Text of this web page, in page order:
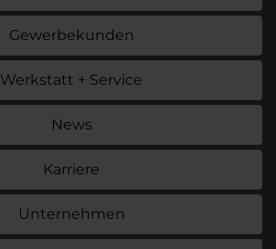
Gewerbekunden
Werkstatt + Service
News
Karriere
Unternehmen